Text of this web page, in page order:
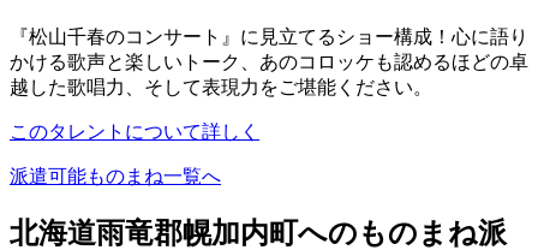
『松山千春のコンサート』に見立てるショー構成！心に語り
かける歌声と楽しいトーク、あのコロッケも認めるほどの卓
越した歌唱力、そして表現力をご堪能ください。
このタレントについて詳しく
派遣可能ものまね一覧へ
北海道雨竜郡幌加内町へのものまね派